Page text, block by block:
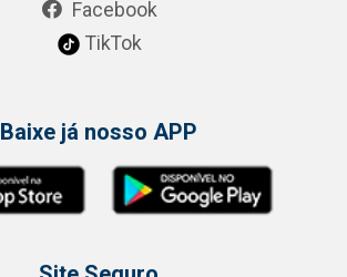
Facebook
TikTok
Baixe já nosso APP